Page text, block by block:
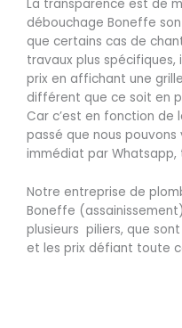
La transparence est de
débouchage Boneffe
que certains cas de
travaux plus spécifiques,
prix en affichant une
différent que ce soit en
Car c’est en fonction
passé que nous pouvons
immédiat par Whatsapp,
Notre entreprise de
Boneffe
plusieurs piliers, que
et les prix défiant toute